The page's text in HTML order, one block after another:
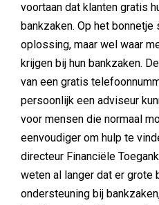
voortaan dat klanten gratis
bankzaken. Op het
oplossing, maar wel waar
krijgen bij hun bankzaken.
van een gratis
persoonlijk een adviseur
voor mensen die normaal
eenvoudiger om hulp te
directeur Financiële
weten al langer dat er grote
ondersteuning bij